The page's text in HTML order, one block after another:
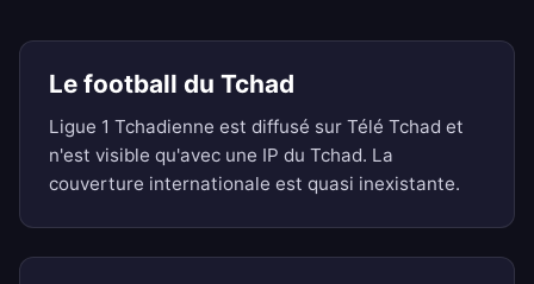
Le football du Tchad
Ligue 1 Tchadienne est diffusé sur Télé Tchad et
n'est visible qu'avec une IP du Tchad. La
couverture internationale est quasi inexistante.